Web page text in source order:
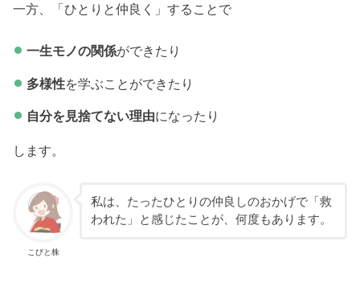
一方、「ひとりと仲良く」することで
一生モノの関係ができたり
多様性を学ぶことができたり
自分を見捨てない理由になったり
します。
こびと株
私は、たったひとりの仲良しのおかげで「救
われた」と感じたことが、何度もあります。